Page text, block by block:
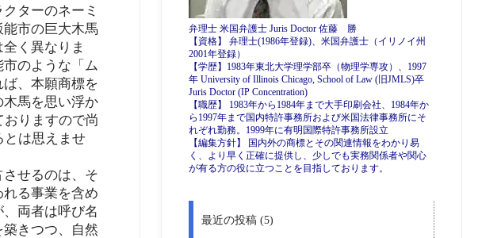
ターのネーミ
市の巨大木馬
く異なりま
のような「ム
、本願商標を
馬を思い浮か
りますので尚
とは思えませ
せるのは、そ
る事業を含め
両者は呼び名
きつつ、自然
弁理士 米国弁護士 Juris Doctor 佐藤 勝
【資格】 弁理士(1986年登録)、米国弁護士（イリノイ州
2001年登録）
【学歴】1983年東北大学理学部卒（物理学専攻）、1997
年 University of Illinois Chicago, School of Law (旧JMLS)卒
Juris Doctor (IP Concentration)
【職歴】 1983年から1984年まで大手印刷会社、1984年か
ら1997年まで国内特許事務所および米国法律事務所にそ
れぞれ勤務。1999年に有明国際特許事務所設立
【編集方針】 国内外の商標とその関連情報をわかり易
く、より早く正確に提供し、少しでも実務関係者や関心
が有る方の役に立つことを目指しております。
最近の投稿 (5)